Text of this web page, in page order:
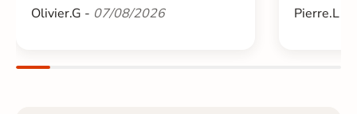
Olivier.G - 07/08/2026 Pierre.L -